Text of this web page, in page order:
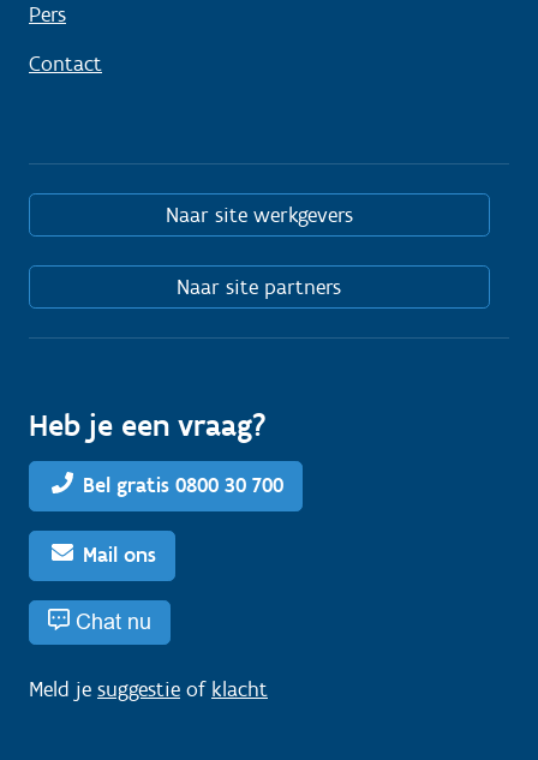
Pers
Contact
Naar site werkgevers
Naar site partners
Heb je een vraag?
Bel gratis 0800 30 700
Mail ons
Chat nu
Meld je suggestie of klacht